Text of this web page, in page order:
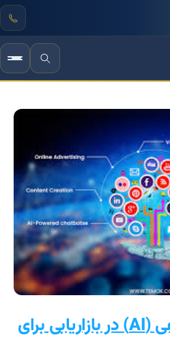
کاربردهوش مصنوعی (AI) در بازاریابی برای